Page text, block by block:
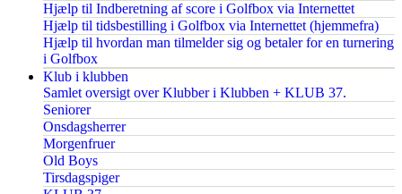
Hjælp til Indberetning af score i Golfbox via Internettet
Hjælp til tidsbestilling i Golfbox via Internettet (hjemmefra)
Hjælp til hvordan man tilmelder sig og betaler for en turnering
i Golfbox
Klub i klubben
Samlet oversigt over Klubber i Klubben + KLUB 37.
Seniorer
Onsdagsherrer
Morgenfruer
Old Boys
Tirsdagspiger